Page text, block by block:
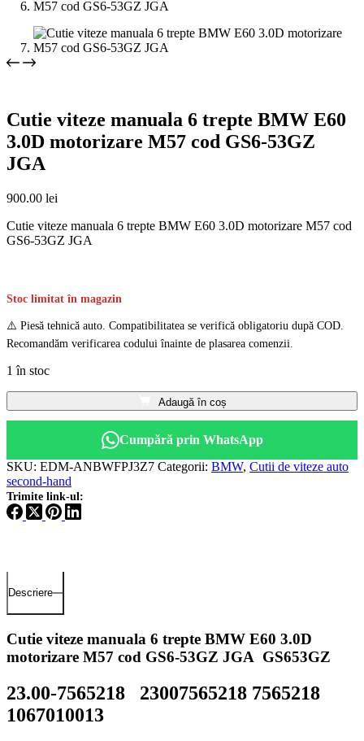
Cutie viteze manuala 6 trepte BMW E60
3.0D motorizare M57 cod GS6-53GZ
JGA
900.00 lei
Cutie viteze manuala 6 trepte BMW E60 3.0D motorizare M57 cod
GS6-53GZ JGA
Stoc limitat în magazin
⚠️ Piesă tehnică auto. Compatibilitatea se verifică obligatoriu după COD.
Recomandăm verificarea codului înainte de plasarea comenzii.
1 în stoc
Adaugă în coș
Cumpără prin WhatsApp
SKU: EDM-ANBWFPJ3Z7 Categorii: BMW, Cutii de viteze auto
second-hand
Trimite link-ul:
Descriere
Cutie viteze manuala 6 trepte BMW E60 3.0D
motorizare M57 cod GS6-53GZ JGA GS653GZ
23.00-7565218 23007565218 7565218
1067010013